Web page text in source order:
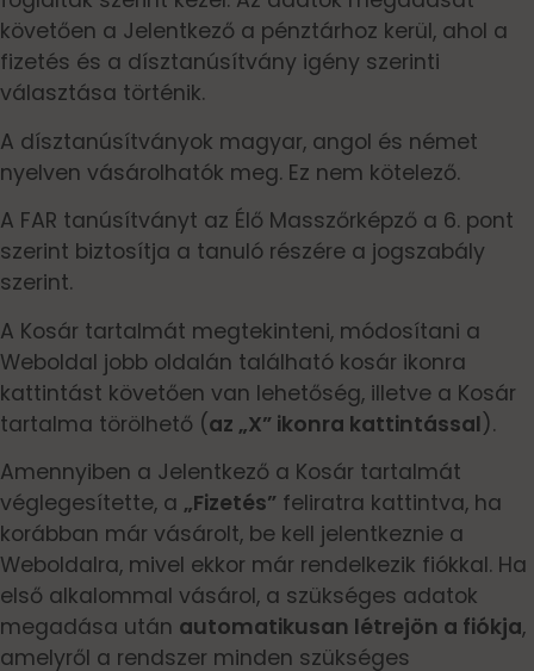
követően a Jelentkező a pénztárhoz kerül, ahol a
fizetés és a dísztanúsítvány igény szerinti
választása történik.
A dísztanúsítványok magyar, angol és német
nyelven vásárolhatók meg. Ez nem kötelező.
A FAR tanúsítványt az Élő Masszőrképző a 6. pont
szerint biztosítja a tanuló részére a jogszabály
szerint.
A Kosár tartalmát megtekinteni, módosítani a
Weboldal jobb oldalán található kosár ikonra
kattintást követően van lehetőség, illetve a Kosár
tartalma törölhető (az „X” ikonra kattintással).
Amennyiben a Jelentkező a Kosár tartalmát
véglegesítette, a „Fizetés” feliratra kattintva, ha
korábban már vásárolt, be kell jelentkeznie a
Weboldalra, mivel ekkor már rendelkezik fiókkal. Ha
első alkalommal vásárol, a szükséges adatok
megadása után automatikusan létrejön a fiókja,
amelyről a rendszer minden szükséges